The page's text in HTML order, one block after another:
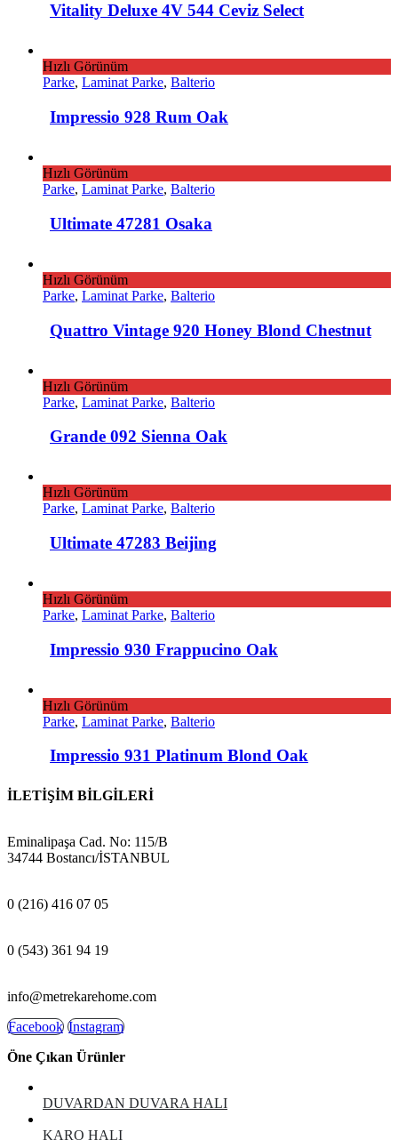
Vitality Deluxe 4V 544 Ceviz Select
Hızlı Görünüm
Parke, Laminat Parke, Balterio
Impressio 928 Rum Oak
Hızlı Görünüm
Parke, Laminat Parke, Balterio
Ultimate 47281 Osaka
Hızlı Görünüm
Parke, Laminat Parke, Balterio
Quattro Vintage 920 Honey Blond Chestnut
Hızlı Görünüm
Parke, Laminat Parke, Balterio
Grande 092 Sienna Oak
Hızlı Görünüm
Parke, Laminat Parke, Balterio
Ultimate 47283 Beijing
Hızlı Görünüm
Parke, Laminat Parke, Balterio
Impressio 930 Frappucino Oak
Hızlı Görünüm
Parke, Laminat Parke, Balterio
Impressio 931 Platinum Blond Oak
İLETİŞİM BİLGİLERİ
Eminalipaşa Cad. No: 115/B
34744 Bostancı/İSTANBUL
0 (216) 416 07 05
0 (543) 361 94 19
info@metrekarehome.com
Facebook Instagram
Öne Çıkan Ürünler
DUVARDAN DUVARA HALI
KARO HALI